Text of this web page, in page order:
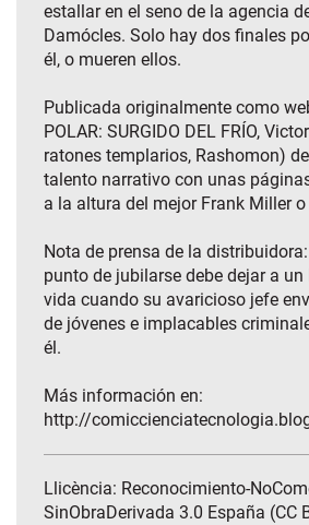
estallar en el seno de la agencia
Damócles. Solo hay dos finales
él, o mueren ellos.
Publicada originalmente como
POLAR: SURGIDO DEL FRÍO,
ratones templarios, Rashomon)
talento narrativo con unas
a la altura del mejor Frank Miller
Nota de prensa de la
punto de jubilarse debe dejar a
vida cuando su avaricioso jefe
de jóvenes e implacables
él.
Más información en:
http://
Llicència: Reconocimiento-
SinObraDerivada 3.0 España (CC